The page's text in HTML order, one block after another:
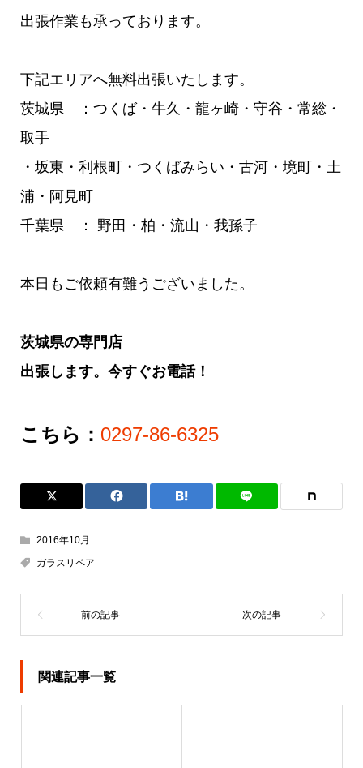
出張作業も承っております。
下記エリアへ無料出張いたします。
茨城県 ：つくば・牛久・龍ヶ崎・守谷・常総・
取手
・坂東・利根町・つくばみらい・古河・境町・土
浦・阿見町
千葉県 ： 野田・柏・流山・我孫子
本日もご依頼有難うございました。
茨城県の専門店
出張します。今すぐお電話！
こちら： 0297-86-6325
2016年10月
ガラスリペア
関連記事一覧